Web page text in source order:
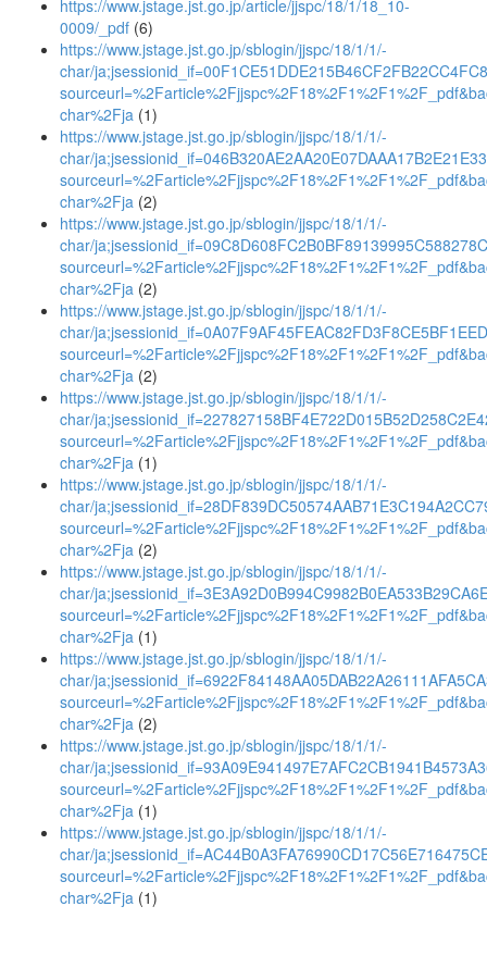
https://www.jstage.jst.go.jp/article/jjspc/18/1/18_10-
0009/_pdf (6)
https://www.jstage.jst.go.jp/sblogin/jjspc/18/1/1/-
char/
char%2Fja (1)
https://www.jstage.jst.go.jp/sblogin/jjspc/18/1/1/-
char/
char%2Fja (2)
https://www.jstage.jst.go.jp/sblogin/jjspc/18/1/1/-
char/
char%2Fja (2)
https://www.jstage.jst.go.jp/sblogin/jjspc/18/1/1/-
char/
char%2Fja (2)
https://www.jstage.jst.go.jp/sblogin/jjspc/18/1/1/-
char/
char%2Fja (1)
https://www.jstage.jst.go.jp/sblogin/jjspc/18/1/1/-
char/
char%2Fja (2)
https://www.jstage.jst.go.jp/sblogin/jjspc/18/1/1/-
char/
char%2Fja (1)
https://www.jstage.jst.go.jp/sblogin/jjspc/18/1/1/-
char/
char%2Fja (2)
https://www.jstage.jst.go.jp/sblogin/jjspc/18/1/1/-
char/
char%2Fja (1)
https://www.jstage.jst.go.jp/sblogin/jjspc/18/1/1/-
char/
char%2Fja (1)